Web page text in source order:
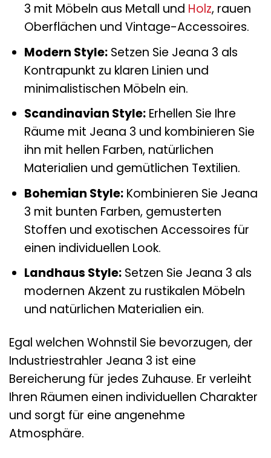
3 mit Möbeln aus Metall und Holz, rauen
Oberflächen und Vintage-Accessoires.
Modern Style:Setzen Sie Jeana 3 als
Kontrapunkt zu klaren Linien und
minimalistischen Möbeln ein.
Scandinavian Style:Erhellen Sie Ihre
Räume mit Jeana 3 und kombinieren Sie
ihn mit hellen Farben, natürlichen
Materialien und gemütlichen Textilien.
Bohemian Style:Kombinieren Sie Jeana
3 mit bunten Farben, gemusterten
Stoffen und exotischen Accessoires für
einen individuellen Look.
Landhaus Style:Setzen Sie Jeana 3 als
modernen Akzent zu rustikalen Möbeln
und natürlichen Materialien ein.
Egal welchen Wohnstil Sie bevorzugen, der
Industriestrahler Jeana 3 ist eine
Bereicherung für jedes Zuhause. Er verleiht
Ihren Räumen einen individuellen Charakter
und sorgt für eine angenehme
Atmosphäre.